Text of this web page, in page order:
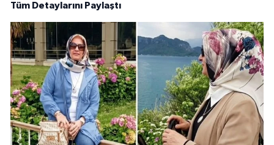
Tüm Detaylarını Paylaştı